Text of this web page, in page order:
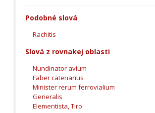
Podobné slová
Rachitis
Slová z rovnakej oblasti
Nundinator avium
Faber catenarius
Minister rerum ferrovialium
Generalis
Elementista, Tiro